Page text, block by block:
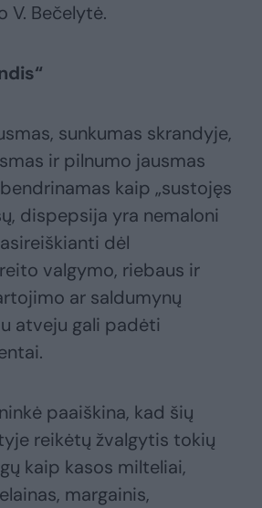
V. Bečelytė.
sunkumas skrandyje,
ir pilnumo jausmas
kaip „sustojęs
dispepsija yra nemaloni
dėl
valgymo, riebaus ir
ar saldumynų
atveju gali padėti
paaiškina, kad šių
reikėtų žvalgytis tokių
kaip kasos milteliai,
margainis,